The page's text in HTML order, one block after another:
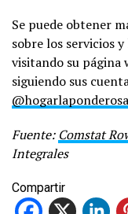
Se puede obtener
sobre los servicios
visitando su página
siguiendo sus
@hogarlaponderosa
Fuente: Comstat
Integrales
Compartir